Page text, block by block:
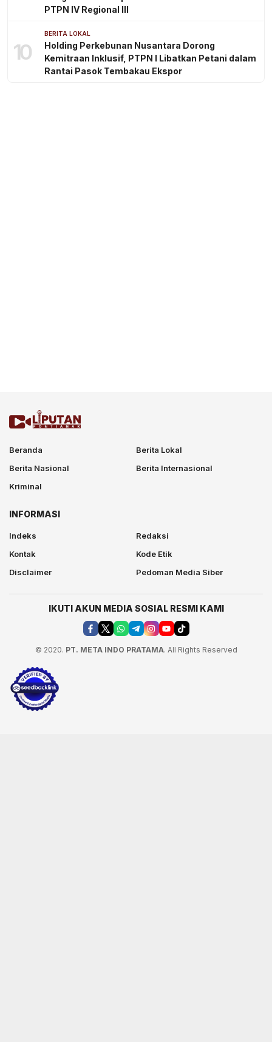
PTPN IV Regional III
10
BERITA LOKAL
Holding Perkebunan Nusantara Dorong
Kemitraan Inklusif, PTPN I Libatkan Petani dalam
Rantai Pasok Tembakau Ekspor
Beranda
Berita Lokal
Berita Nasional
Berita Internasional
Kriminal
INFORMASI
Indeks
Redaksi
Kontak
Kode Etik
Disclaimer
Pedoman Media Siber
IKUTI AKUN MEDIA SOSIAL RESMI KAMI
© 2020. PT. META INDO PRATAMA. All Rights Reserved